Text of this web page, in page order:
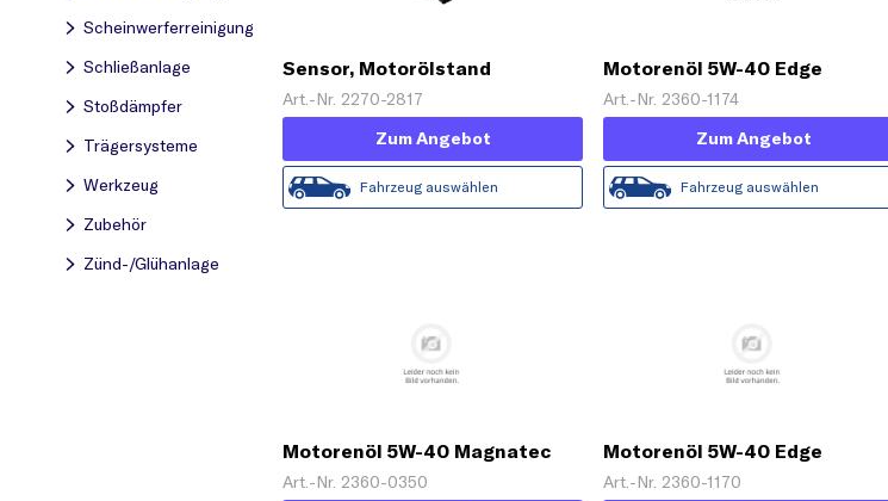
Scheinwerferreinigung
Schließanlage
Stoßdämpfer
Trägersysteme
Werkzeug
Zubehör
Zünd-/Glühanlage
Sensor, Motorölstand
Art.-Nr. 2270-2817
Zum Angebot
Fahrzeug auswählen
Motorenöl 5W-40 Edge
Turbodiesel Titanium FST [1 L]
Art.-Nr. 2360-1174
Zum Angebot
Fahrzeug auswählen
Motorenöl 5W-40 Magnatec
Diesel DPF [1 L]
Art.-Nr. 2360-0350
Motorenöl 5W-40 Edge
Titanium FST [1 L]
Art.-Nr. 2360-1170